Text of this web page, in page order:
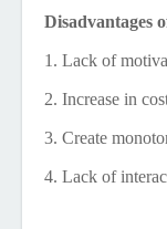
Disadvantages
1. Lack of
2. Increase in
3. Create
4. Lack of